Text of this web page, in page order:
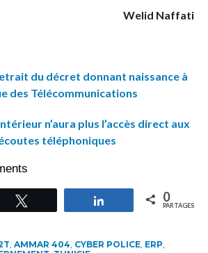
Welid Naffati
du décret donnant naissance à
des Télécommunications
n’aura plus l’accès direct aux
téléphoniques
Partagez 0
PARTAGES
, AMMAR 404, CYBER POLICE, ERP,